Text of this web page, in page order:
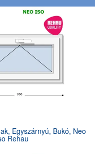
Egyszárnyú, Bukó, Neo
Rehau